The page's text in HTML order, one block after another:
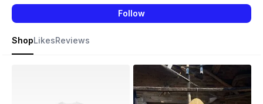
Follow
ShopLikesReviews